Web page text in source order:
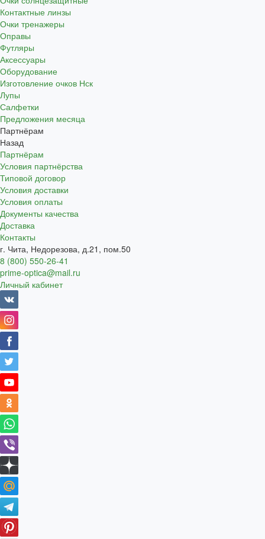
Контактные линзы
Очки тренажеры
Оправы
Футляры
Аксессуары
Оборудование
Изготовление очков Нск
Лупы
Салфетки
Предложения месяца
Партнёрам
Назад
Партнёрам
Условия партнёрства
Типовой договор
Условия доставки
Условия оплаты
Документы качества
Доставка
Контакты
г. Чита, Недорезова, д.21, пом.50
8 (800) 550-26-41
prime-optica@mail.ru
Личный кабинет